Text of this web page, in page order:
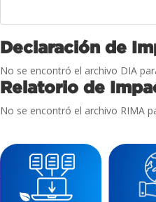
Declaración de
No se encontró el archivo DIA
Relatorio de
No se encontró el archivo RIMA